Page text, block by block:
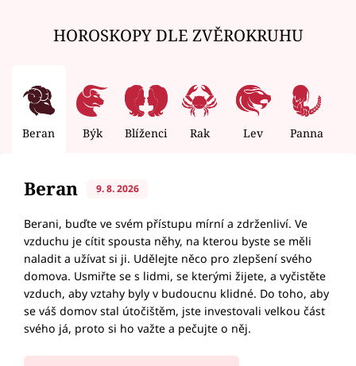
HOROSKOPY DLE ZVĚROKRUHU
Beran Býk Blíženci Rak Lev Panna
Beran 9. 8. 2026
Berani, buďte ve svém přístupu mírní a zdrženliví. Ve
vzduchu je cítit spousta něhy, na kterou byste se měli
naladit a užívat si ji. Udělejte něco pro zlepšení svého
domova. Usmiřte se s lidmi, se kterými žijete, a vyčistěte
vzduch, aby vztahy byly v budoucnu klidné. Do toho, aby
se váš domov stal útočištěm, jste investovali velkou část
svého já, proto si ho važte a pečujte o něj.